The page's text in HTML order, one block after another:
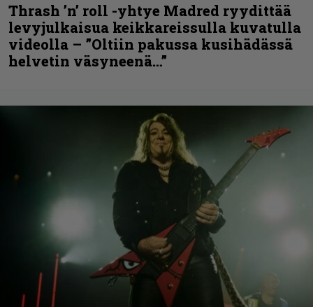
Thrash ’n’ roll -yhtye Madred ryydittää
levyjulkaisua keikkareissulla kuvatulla
videolla – ”Oltiin pakussa kusihädässä
helvetin väsyneenä…”